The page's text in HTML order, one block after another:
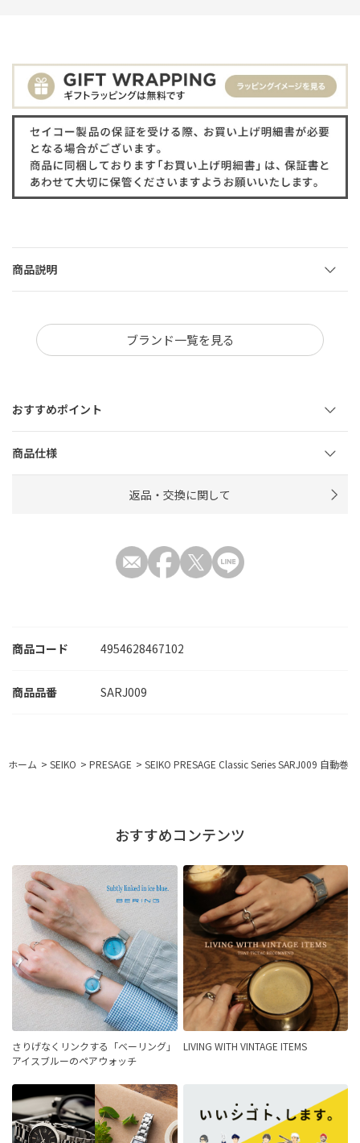
商品コード 4954628467102
SARJ009
商品説明
ブランド一覧を見る
おすすめポイント
商品仕様
返品・交換に関して
ホーム > SEIKO > PRESAGE > SEIKO PRESAGE Classic Series SARJ009 自動巻
おすすめコンテンツ
さりげなくリンクする「ベーリング」
アイスブルーのペアウォッチ
LIVING WITH VINTAGE ITEMS